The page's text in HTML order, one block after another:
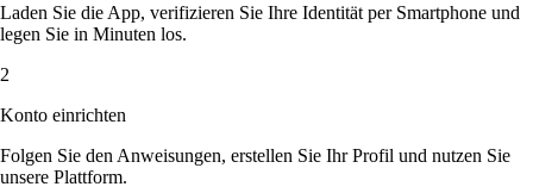
Laden Sie die App, verifizieren Sie Ihre Identität per Smartphone und
legen Sie in Minuten los.
2
Konto einrichten
Folgen Sie den Anweisungen, erstellen Sie Ihr Profil und nutzen Sie
unsere Plattform.